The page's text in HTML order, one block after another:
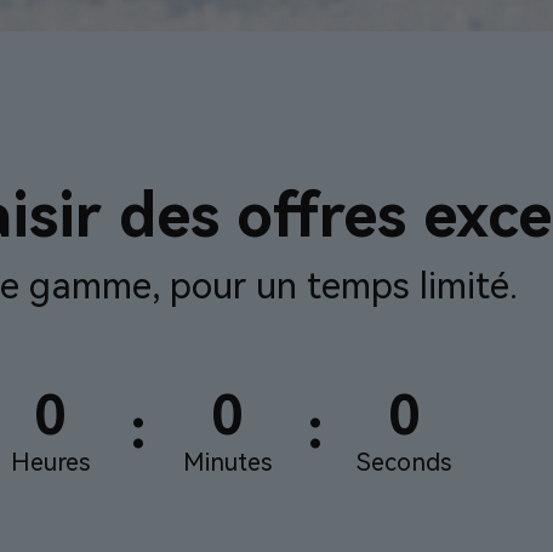
des offres
gamme, pour un temps limité.
0
Heures
: 0
Minutes
: 0
Seconds